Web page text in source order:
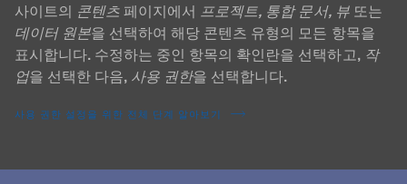
사이트의 콘텐츠페이지에서 프로젝트, 통합 문서, 뷰또는
데이터 원본을 선택하여 해당 콘텐츠 유형의 모든 항목을
표시합니다. 수정하는 중인 항목의 확인란을 선택하고, 작
업을 선택한 다음, 사용 권한을 선택합니다.
사용 권한 설정을 위한 전체 단계 알아보기